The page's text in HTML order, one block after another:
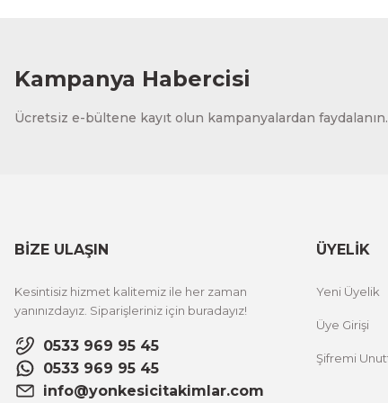
Kampanya Habercisi
Ücretsiz e-bültene kayıt olun kampanyalardan faydalanın.
BİZE ULAŞIN
Kesintisiz hizmet kalitemiz ile her zaman
yanınızdayız. Siparişleriniz için buradayız!
0533 969 95 45
0533 969 95 45
info@yonkesicitakimlar.com
ÜYELİK
Yeni Üyelik
Üye Girişi
Şifremi